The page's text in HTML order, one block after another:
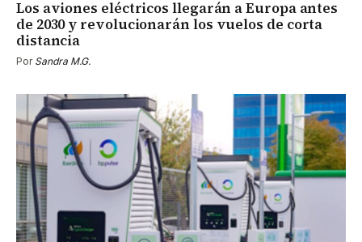
Los aviones eléctricos llegarán a Europa antes
de 2030 y revolucionarán los vuelos de corta
distancia
Por Sandra M.G.